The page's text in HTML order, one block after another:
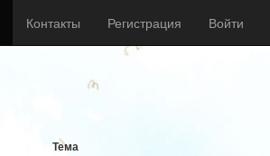
Контакты Регистрация Войти
Тема